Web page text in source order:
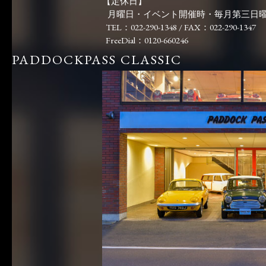
月曜日・イベント開催時・毎月第三日
TEL：022-290-1348 / FAX：022-290-1347
FreeDial：0120-660246
PADDOCKPASS CLASSIC